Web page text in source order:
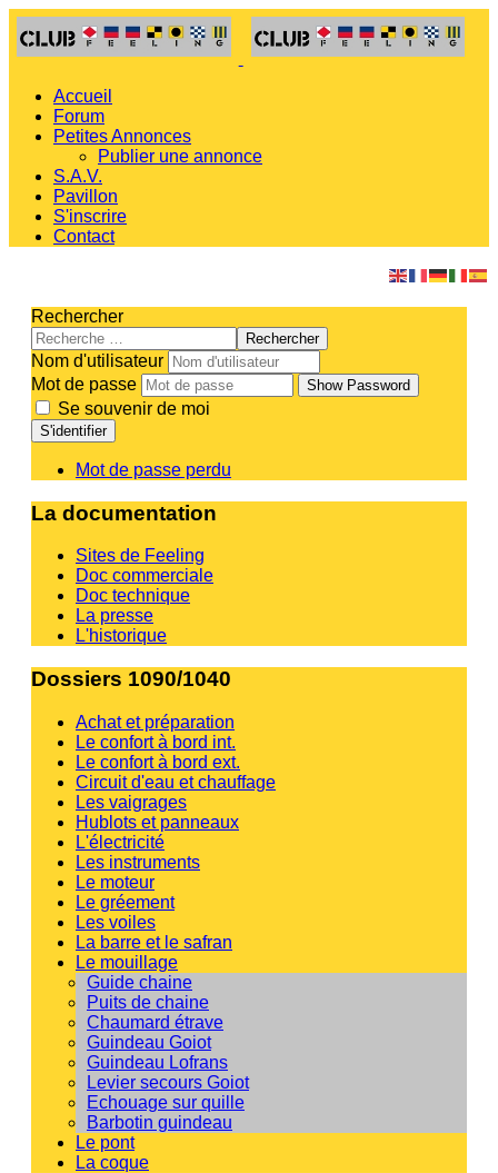
Accueil
Forum
Petites Annonces
Publier une annonce
S.A.V.
Pavillon
S'inscrire
Contact
Rechercher
Rechercher
Nom d'utilisateur
Mot de passe
Show Password
Se souvenir de moi
S'identifier
Mot de passe perdu
La documentation
Sites de Feeling
Doc commerciale
Doc technique
La presse
L'historique
Dossiers 1090/1040
Achat et préparation
Le confort à bord int.
Le confort à bord ext.
Circuit d'eau et chauffage
Les vaigrages
Hublots et panneaux
L'électricité
Les instruments
Le moteur
Le gréement
Les voiles
La barre et le safran
Le mouillage
Guide chaine
Puits de chaine
Chaumard étrave
Guindeau Goiot
Guindeau Lofrans
Levier secours Goiot
Echouage sur quille
Barbotin guindeau
Le pont
La coque